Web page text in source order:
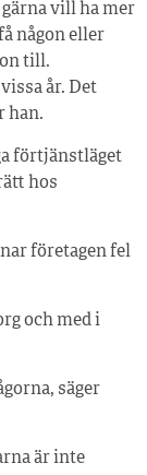
vill ha mer
någon eller
till.
år. Det
han.
förtjänstläget
hos
företagen fel
och med i
säger
är inte